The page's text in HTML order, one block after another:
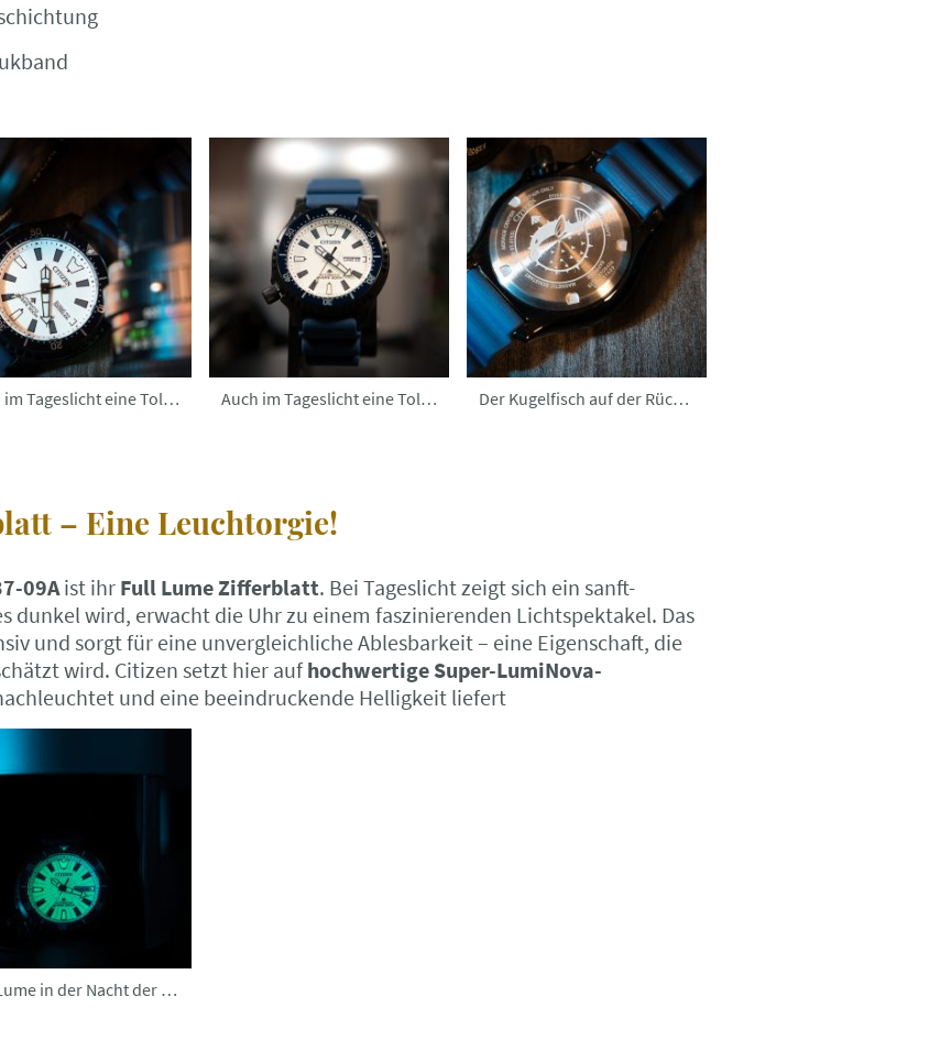
Auch im Tageslicht eine Tolle Uhr Auch im Tageslicht eine Tolle Uhr Der Kugelfisch auf der Rückseite
– Eine Leuchtorgie!
09Aist ihr Full Lume Zifferblatt. Bei Tageslicht zeigt sich ein sanft-
dunkel wird, erwacht die Uhr zu einem faszinierenden Lichtspektakel. Das
und sorgt für eine unvergleichliche Ablesbarkeit – eine Eigenschaft, die
wird. Citizen setzt hier aufhochwertige Super-LumiNova-
und eine beeindruckende Helligkeit liefert
Full Lume in der Nacht der absolute Wahnsinn !!!